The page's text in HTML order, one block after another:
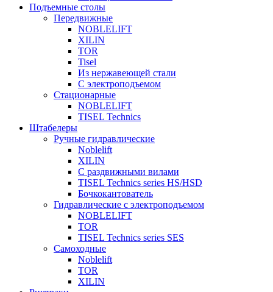
Подъемные столы
Передвижные
NOBLELIFT
XILIN
TOR
Tisel
Из нержавеющей стали
С электроподъемом
Стационарные
NOBLELIFT
TISEL Technics
Штабелеры
Ручные гидравлические
Noblelift
XILIN
С раздвижными вилами
TISEL Technics series HS/HSD
Бочкокантователь
Гидравлические с электроподъемом
NOBLELIFT
TOR
TISEL Technics series SES
Самоходные
Noblelift
TOR
XILIN